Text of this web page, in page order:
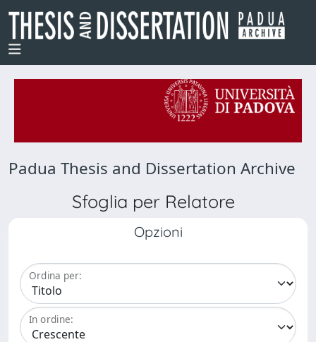
Padua Thesis and Dissertation Archive
Sfoglia per Relatore
Opzioni
Ordina per:
In ordine: